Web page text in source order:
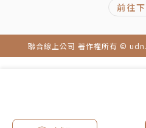
前往
聯合線上公司 著作權所有 ©